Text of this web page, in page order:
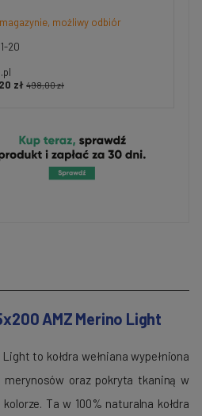
możliwy odbiór
20
zł 498,00 zł
AMZ Merino Light
Light to kołdra wełniana wypełniona
merynosów oraz pokryta tkaniną w
Ta w 100% naturalna kołdra